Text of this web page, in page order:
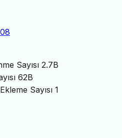
Sayısı 2.7B
62B
Sayısı 1